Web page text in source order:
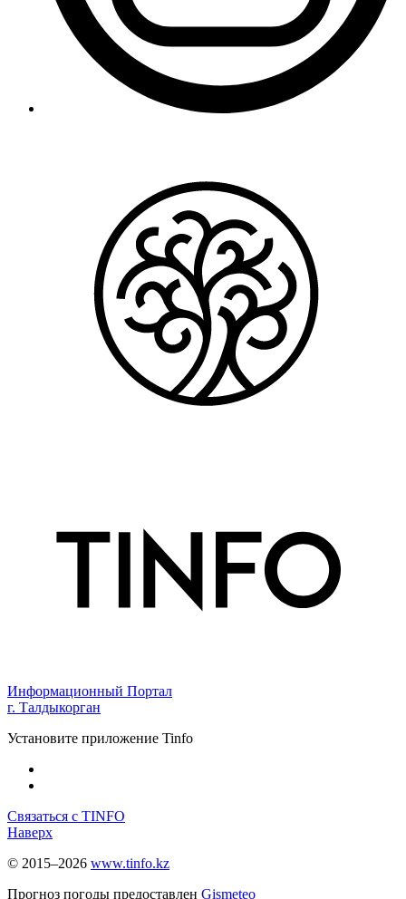
Информационный Портал
г. Талдыкорган
Установите приложение Tinfo
Связаться с TINFO
Наверх
© 2015–2026 www.tinfo.kz
Прогноз погоды предоставлен Gismeteo